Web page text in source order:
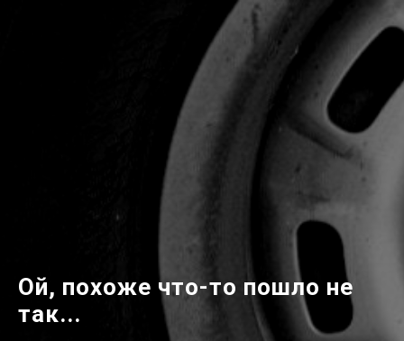
Ой, похоже что-то пошло не
так...